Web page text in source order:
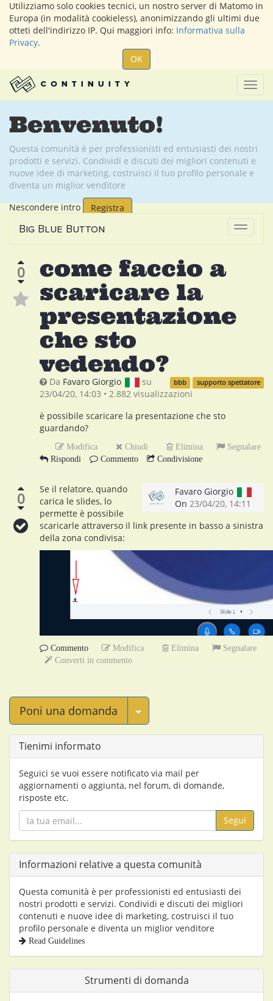
Utilizziamo solo cookies tecnici, un nostro server di Matomo in
Europa (in modalità cookieless), anonimizzando gli ultimi due
otteti dell'indirizzo IP. Qui maggiori info: Informativa sulla
Privacy.
OK
Benvenuto!
Questa comunità è per professionisti ed entusiasti dei nostri
prodotti e servizi. Condividi e discuti dei migliori contenuti e
nuove idee di marketing, costruisci il tuo profilo personale e
diventa un miglior venditore
Nescondere intro
Registra
Attiva
Big Blue Button
0
come faccio a
scaricare la
presentazione
che sto
vedendo?
bbb supporto spettatore
Da Favaro Giorgio
su
23/04/20, 14:03 • 2.882 visualizzazioni
è possibile scaricare la presentazione che sto
guardando?
Modifica Chiudi Elimina
Segnalare
Rispondi
Commento Condivisione
0
Favaro Giorgio
On 23/04/20, 14:11
Se il relatore, quando
carica le slides, lo
permette è possibile
scaricarle attraverso il link presente in basso a sinistra
della zona condivisa:
Commento Modifica Elimina
Segnalare
Converti in commento
Poni una domanda Seleziona Post
Tienimi informato
Seguici se vuoi essere notificato via mail per
aggiornamenti o aggiunta, nel forum, di domande,
risposte etc.
Segui
Informazioni relative a questa comunità
Questa comunità è per professionisti ed entusiasti dei
nostri prodotti e servizi. Condividi e discuti dei migliori
contenuti e nuove idee di marketing, costruisci il tuo
profilo personale e diventa un miglior venditore
Read Guidelines
Strumenti di domanda